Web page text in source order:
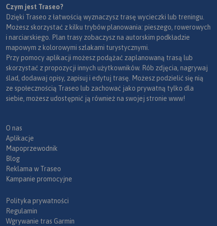
Czym jest Traseo?
Dzięki Traseo z łatwością wyznaczysz trasę wycieczki lub treningu.
Możesz skorzystać z kilku trybów planowania: pieszego, rowerowych
i narciarskiego. Plan trasy zobaczysz na autorskim podkładzie
mapowym z kolorowymi szlakami turystycznymi.
Przy pomocy aplikacji możesz podążać zaplanowaną trasą lub
skorzystać z propozycji innych użytkowników. Rób zdjęcia, nagrywaj
ślad, dodawaj opisy, zapisuj i edytuj trasę. Możesz podzielić się nią
ze społecznością Traseo lub zachować jako prywatną tylko dla
siebie, możesz udostępnić ją również na swojej stronie www!
O nas
Aplikacje
Mapoprzewodnik
Blog
Reklama w Traseo
Kampanie promocyjne
Polityka prywatności
Regulamin
Wgrywanie tras Garmin